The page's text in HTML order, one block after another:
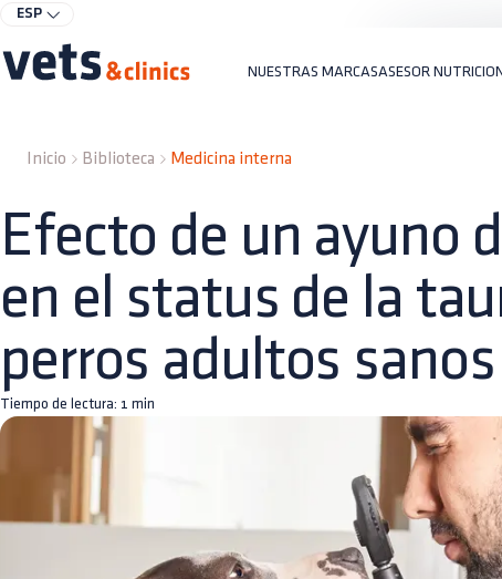
ESP
NUESTRAS MARCASASESOR
Inicio Biblioteca Medicina interna
Efecto de un ayuno
en el status de la
perros adultos sanos
Tiempo de lectura: 1 min